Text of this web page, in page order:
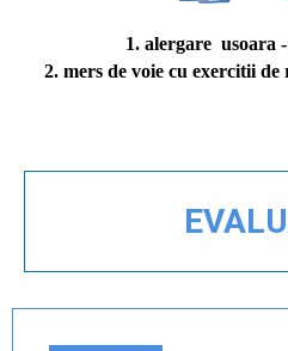
1. alergare usoara
2. mers de voie cu exercitii